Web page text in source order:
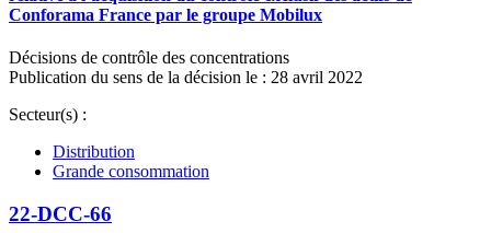
Conforama France par le groupe Mobilux
Décisions de contrôle des concentrations
Publication du sens de la décision le : 28 avril 2022
Secteur(s) :
Distribution
Grande consommation
22-DCC-66